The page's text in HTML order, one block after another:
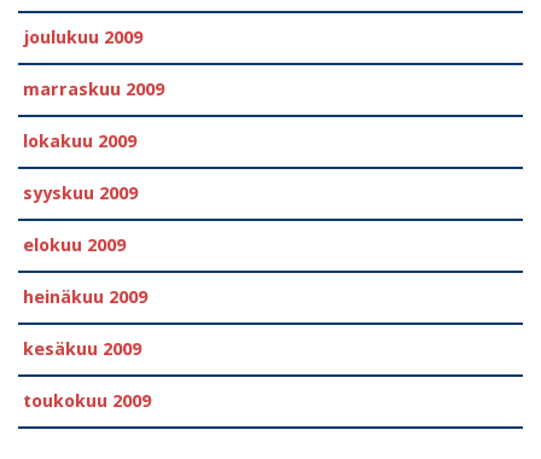
joulukuu 2009
marraskuu 2009
lokakuu 2009
syyskuu 2009
elokuu 2009
heinäkuu 2009
kesäkuu 2009
toukokuu 2009